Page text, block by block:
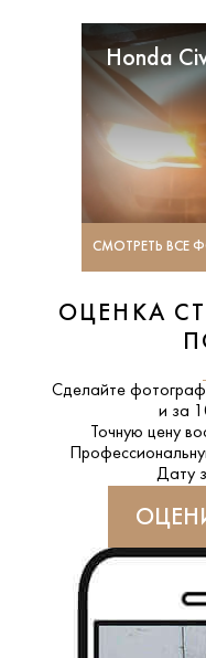
Honda
СМОТРЕТЬ ВСЕ
ОЦЕНКА
Сделайте
и за
Точную цену
Дату